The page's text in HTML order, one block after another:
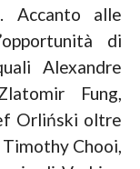
Accanto alle
di
Alexandre
Fung,
Orliński oltre
Chooi,